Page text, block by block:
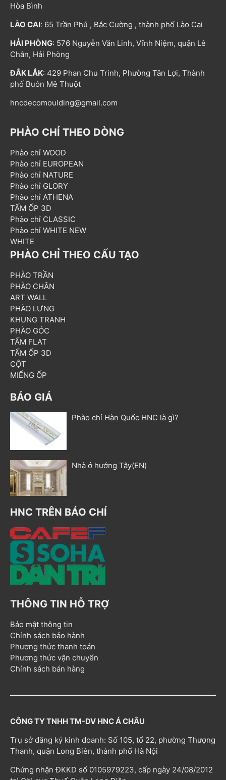
Hòa Bình
LÀO CAI: 65 Trần Phú , Bắc Cường , thành phố Lào Cai
HẢI PHÒNG: 576 Nguyễn Văn Linh, Vĩnh Niệm, quận Lê
Chân, Hải Phòng
ĐẮK LẮK: 429 Phan Chu Trinh, Phường Tân Lợi, Thành
phố Buôn Mê Thuột
hncdecomoulding@gmail.com
PHÀO CHỈ THEO DÒNG
Phào chỉ WOOD
Phào chỉ EUROPEAN
Phào chỉ NATURE
Phào chỉ GLORY
Phào chỉ ATHENA
TẤM ỐP 3D
Phào chỉ CLASSIC
Phào chỉ WHITE NEW
WHITE
PHÀO CHỈ THEO CẤU TẠO
PHÀO TRẦN
PHÀO CHÂN
ART WALL
PHÀO LƯNG
KHUNG TRANH
PHÀO GÓC
TẤM FLAT
TẤM ỐP 3D
CỘT
MIẾNG ỐP
BÁO GIÁ
Phào chỉ Hàn Quốc HNC là gì?
Nhà ở hướng Tây(EN)
HNC TRÊN BÁO CHÍ
THÔNG TIN HỖ TRỢ
Bảo mật thông tin
Chính sách bảo hành
Phương thức thanh toán
Phương thức vận chuyển
Chính sách bán hàng
CÔNG TY TNHH TM-DV HNC Á CHÂU
Trụ sở đăng ký kinh doanh: Số 105, tổ 22, phường Thượng
Thanh, quận Long Biên, thành phố Hà Nội
Chứng nhận ĐKKD số 0105979223, cấp ngày 24/08/2012